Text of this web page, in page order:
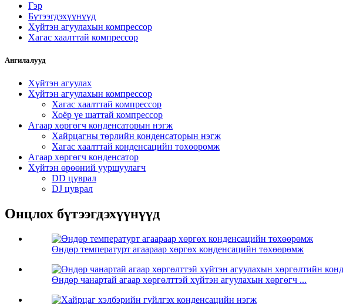
Гэр
Бүтээгдэхүүнүүд
Хүйтэн агуулахын компрессор
Хагас хаалттай компрессор
Ангилалууд
Хүйтэн агуулах
Хүйтэн агуулахын компрессор
Хагас хаалттай компрессор
Хоёр үе шаттай компрессор
Агаар хөргөгч конденсаторын нэгж
Хайрцагны төрлийн конденсаторын нэгж
Хагас хаалттай конденсацийн төхөөрөмж
Агаар хөргөгч конденсатор
Хүйтэн өрөөний ууршуулагч
DD цуврал
DJ цуврал
Онцлох бүтээгдэхүүнүүд
Өндөр температурт агаараар хөргөх конденсацийн төхөөрөмж
Өндөр чанартай агаар хөргөлттэй хүйтэн агуулахын хөргөгч ...